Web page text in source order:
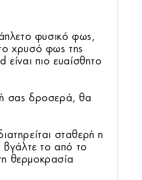
φυσικό φως,
χρυσό φως της
πιο ευαίσθητο
σας δροσερά, θα
σταθερή η
βγάλτε το από το
θερμοκρασία